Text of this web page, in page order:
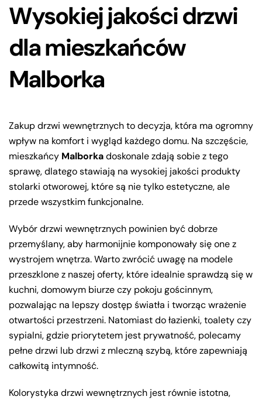
Wysokiej jakości drzwi
dla mieszkańców
Malborka
Zakup drzwi wewnętrznych to decyzja, która ma ogromny
wpływ na komfort i wygląd każdego domu. Na szczęście,
mieszkańcy Malborkadoskonale zdają sobie z tego
sprawę, dlatego stawiają na wysokiej jakości produkty
stolarki otworowej, które są nie tylko estetyczne, ale
przede wszystkim funkcjonalne.
Wybór drzwi wewnętrznych powinien być dobrze
przemyślany, aby harmonijnie komponowały się one z
wystrojem wnętrza. Warto zwrócić uwagę na modele
przeszklone z naszej oferty, które idealnie sprawdzą się w
kuchni, domowym biurze czy pokoju gościnnym,
pozwalając na lepszy dostęp światła i tworząc wrażenie
otwartości przestrzeni. Natomiast do łazienki, toalety czy
sypialni, gdzie priorytetem jest prywatność, polecamy
pełne drzwi lub drzwi z mleczną szybą, które zapewniają
całkowitą intymność.
Kolorystyka drzwi wewnętrznych jest równie istotna,